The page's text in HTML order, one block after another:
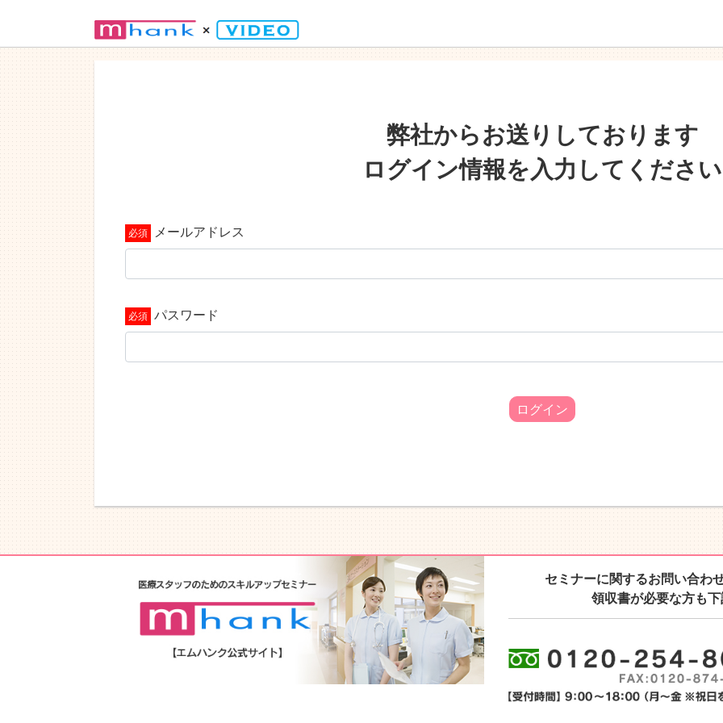
弊社からお送りしております
ログイン情報を入力してください
メールアドレス
パスワード
ログイン
セミナーに関するお問い合わ
領収書が必要な方も